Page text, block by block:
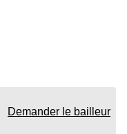
Demander le bailleur